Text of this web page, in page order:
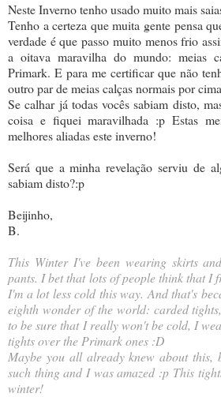
Neste Inverno tenho usado muito mais
Tenho a certeza que muita gente pensa
verdade é que passo muito menos frio
a oitava maravilha do mundo: meias
Primark. E para me certificar que não
outro par de meias calças normais por
Se calhar já todas vocês sabiam disto,
coisa e fiquei maravilhada :p Estas
melhores aliadas este inverno!
Será que a minha revelação serviu de
sabiam disto?:p
Beijinho,
B.
This Winter I've been wearing skirts
pants. I bet that lots of people think that I
I'm a lot less cold this way. And that's
eighth wonder of the world: carded
to be sure that I really won't be cold, I
tights over the Primark ones :D
Maybe you all already knew about this,
such thing and I was amazed :p This
winter!